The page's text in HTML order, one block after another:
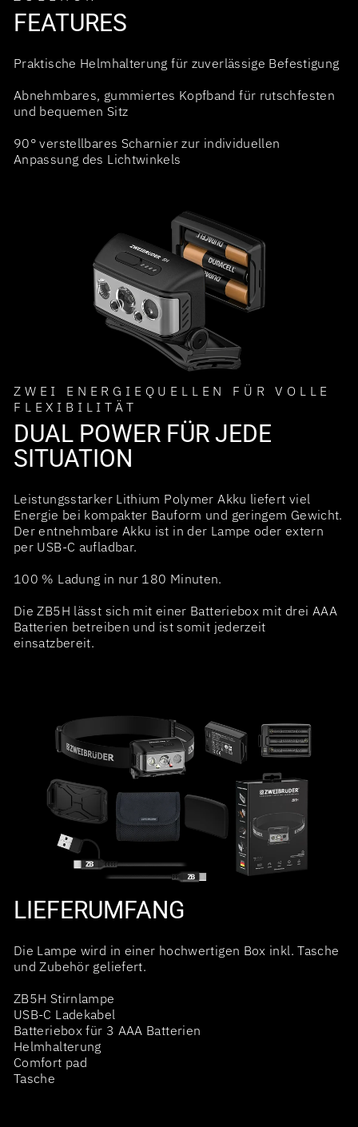
FEATURES
Praktische Helmhalterung für zuverlässige Befestigung
Abnehmbares, gummiertes Kopfband für rutschfesten
und bequemen Sitz
90° verstellbares Scharnier zur individuellen
Anpassung des Lichtwinkels
ZWEI ENERGIEQUELLEN FÜR VOLLE
FLEXIBILITÄT
DUAL POWER FÜR JEDE
SITUATION
Leistungsstarker Lithium Polymer Akku liefert viel
Energie bei kompakter Bauform und geringem Gewicht.
Der entnehmbare Akku ist in der Lampe oder extern
per USB-C aufladbar.
100 % Ladung in nur 180 Minuten.
Die ZB5H lässt sich mit einer Batteriebox mit drei AAA
Batterien betreiben und ist somit jederzeit
einsatzbereit.
LIEFERUMFANG
Die Lampe wird in einer hochwertigen Box inkl. Tasche
und Zubehör geliefert.
ZB5H Stirnlampe
USB-C Ladekabel
Batteriebox für 3 AAA Batterien
Helmhalterung
Comfort pad
Tasche